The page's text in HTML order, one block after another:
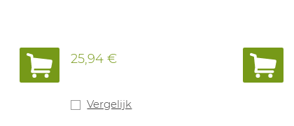
25,94 €
Vergelijk